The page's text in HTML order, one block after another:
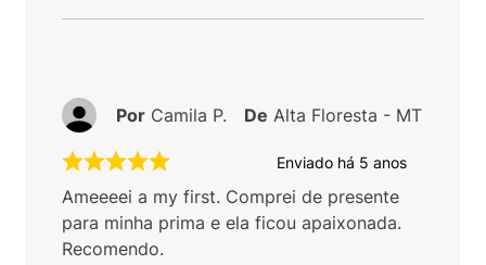
Enviado há 5 anos
Ameeeei a my first. Comprei de presente
para minha prima e ela ficou apaixonada.
Recomendo.
Por Camila P. De Alta Floresta - MT